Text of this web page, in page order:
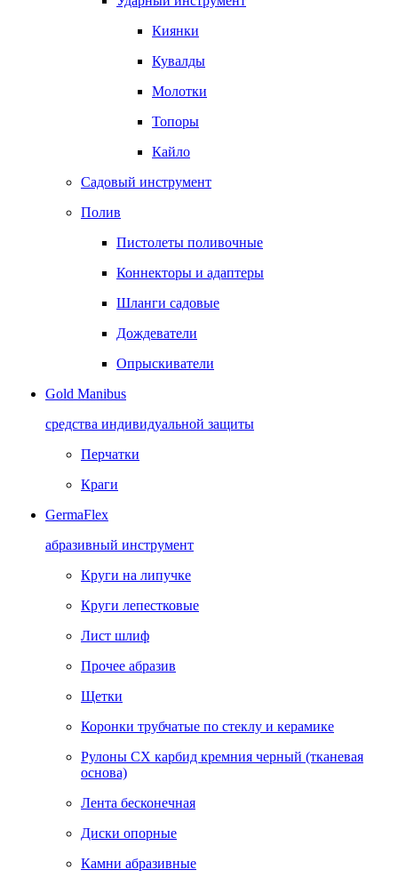
Киянки
Кувалды
Молотки
Топоры
Кайло
Садовый инструмент
Полив
Пистолеты поливочные
Коннекторы и адаптеры
Шланги садовые
Дождеватели
Опрыскиватели
Gold Manibus
средства индивидуальной защиты
Перчатки
Краги
GermaFlex
абразивный инструмент
Круги на липучке
Круги лепестковые
Лист шлиф
Прочее абразив
Щетки
Коронки трубчатые по стеклу и керамике
Рулоны CX карбид кремния черный (тканевая
основа)
Лента бесконечная
Диски опорные
Камни абразивные